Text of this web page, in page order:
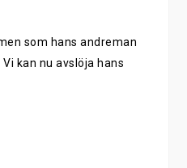
som hans andreman
kan nu avslöja hans